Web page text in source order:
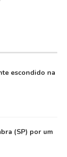
escondido na
(SP) por um